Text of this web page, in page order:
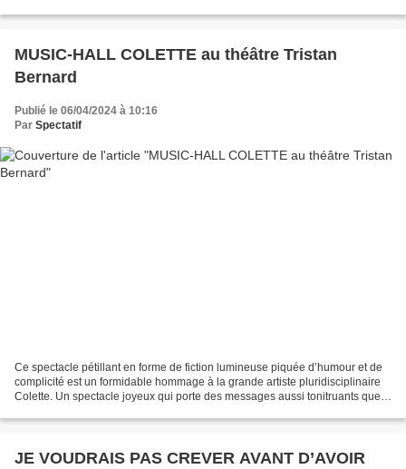
MUSIC-HALL COLETTE au théâtre Tristan
Bernard
Publié le 06/04/2024 à 10:16
Par Spectatif
Ce spectacle pétillant en forme de fiction lumineuse piquée d’humour et de
complicité est un formidable hommage à la grande artiste pluridisciplinaire
Colette. Un spectacle joyeux qui porte des messages aussi tonitruants que
JE VOUDRAIS PAS CREVER AVANT D’AVOIR